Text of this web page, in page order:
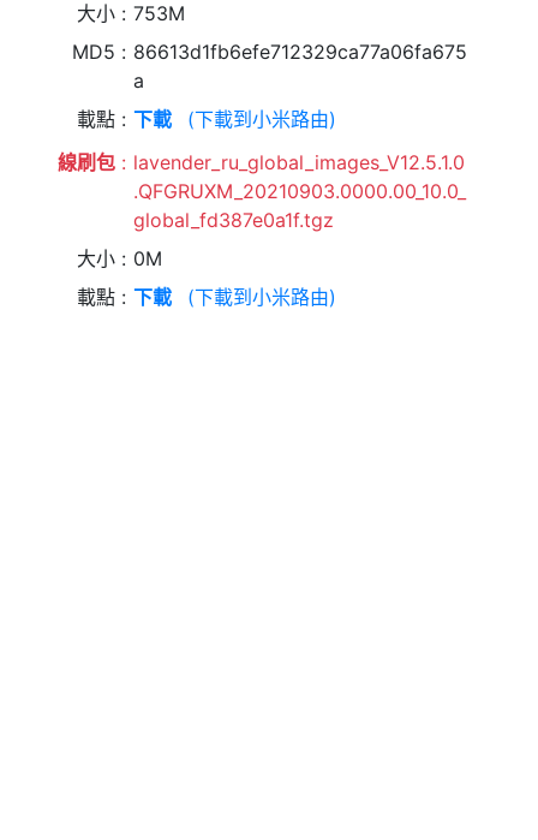
大小
753M
MD5
86613d1fb6efe712329ca77a06fa675
a
載點
下載
(下載到小米路由)
線刷包
lavender_ru_global_images_V12.5.1.0
.QFGRUXM_20210903.0000.00_10.0_
global_fd387e0a1f.tgz
大小
0M
載點
下載 (下載到小米路由)